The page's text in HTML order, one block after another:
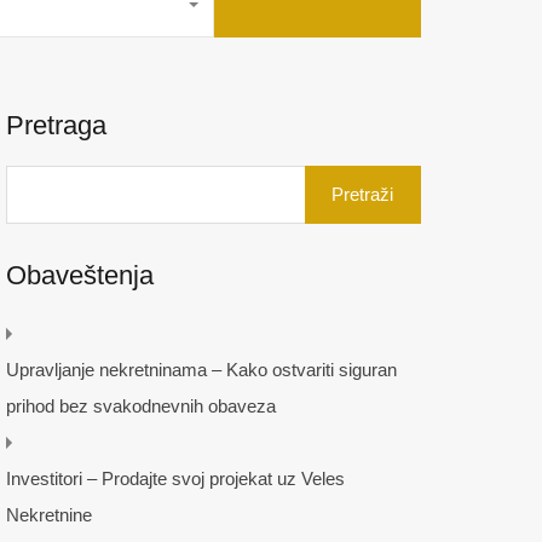
Pretraga
Obaveštenja
Upravljanje nekretninama – Kako ostvariti siguran
prihod bez svakodnevnih obaveza
Investitori – Prodajte svoj projekat uz Veles
Nekretnine